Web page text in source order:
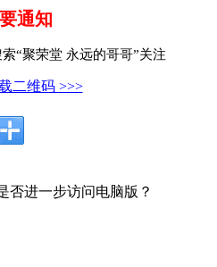
通知
“聚荣堂 永远的哥哥”关注
二维码 >>>
否进一步访问电脑版？